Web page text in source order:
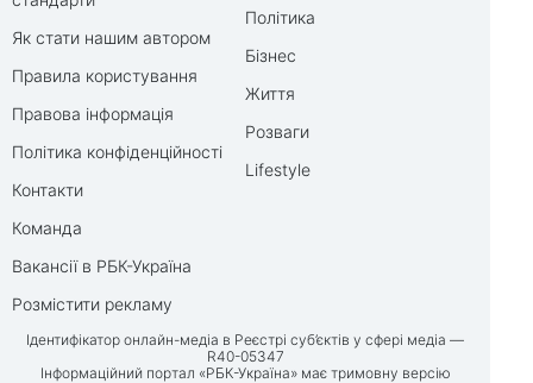
Як стати нашим автором
Правила користування
Правова інформація
Політика конфіденційності
Контакти
Команда
Вакансії в РБК-Україна
Розмістити рекламу
Політика
Бізнес
Життя
Розваги
Lifestyle
Ідентифікатор онлайн-медіа в Реєстрі суб’єктів у сфері медіа —
R40-05347
Інформаційний портал «РБК-Україна» має тримовну версію